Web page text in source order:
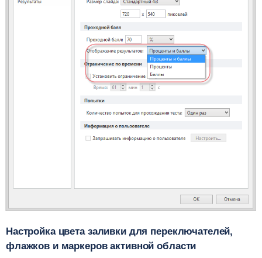
Настройка цвета заливки для переключателей,
флажков и маркеров активной области